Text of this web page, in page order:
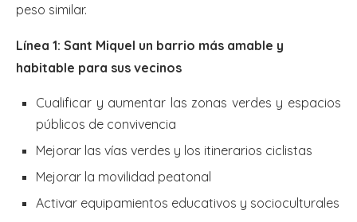
peso similar.
Línea 1: Sant Miquel un barrio más amable y
habitable para sus vecinos
Cualificar y aumentar las zonas verdes y espacios
públicos de convivencia
Mejorar las vías verdes y los itinerarios ciclistas
Mejorar la movilidad peatonal
Activar equipamientos educativos y socioculturales